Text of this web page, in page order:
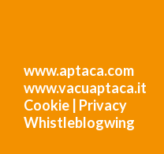
www.aptaca.com
www.vacuaptaca.it
Cookie Privacy
Whistleblogwing